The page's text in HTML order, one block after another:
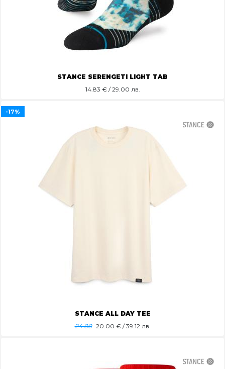
STANCE SERENGETI LIGHT TAB
14.83 € / 29.00 лв.
STANCE ALL DAY TEE
24.00 20.00 € / 39.12 лв.
-17%